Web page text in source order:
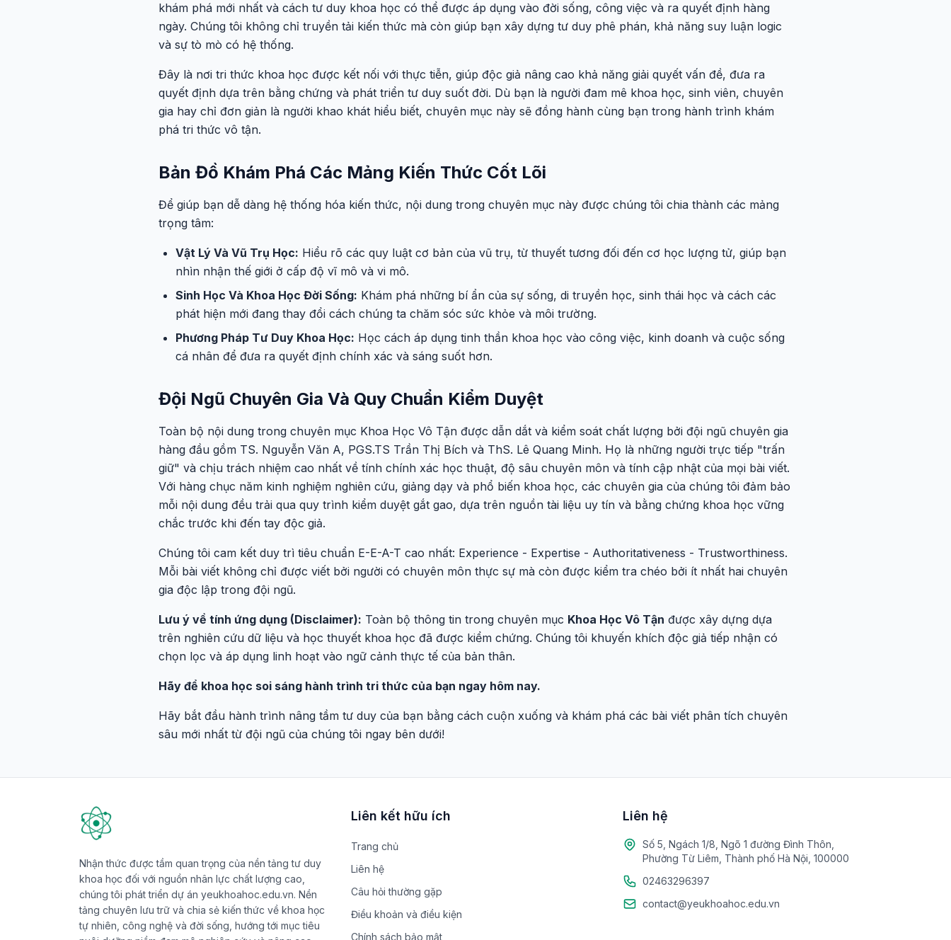
khám phá mới nhất và cách tư duy khoa học có thể được áp dụng vào đời sống, công việc và ra quyết định hàng
ngày. Chúng tôi không chỉ truyền tải kiến thức mà còn giúp bạn xây dựng tư duy phê phán, khả năng suy luận logic
và sự tò mò có hệ thống.
Đây là nơi tri thức khoa học được kết nối với thực tiễn, giúp độc giả nâng cao khả năng giải quyết vấn đề, đưa ra
quyết định dựa trên bằng chứng và phát triển tư duy suốt đời. Dù bạn là người đam mê khoa học, sinh viên, chuyên
gia hay chỉ đơn giản là người khao khát hiểu biết, chuyên mục này sẽ đồng hành cùng bạn trong hành trình khám
phá tri thức vô tận.
Bản Đồ Khám Phá Các Mảng Kiến Thức Cốt Lõi
Để giúp bạn dễ dàng hệ thống hóa kiến thức, nội dung trong chuyên mục này được chúng tôi chia thành các mảng
trọng tâm:
Vật Lý Và Vũ Trụ Học: Hiểu rõ các quy luật cơ bản của vũ trụ, từ thuyết tương đối đến cơ học lượng tử, giúp bạn
nhìn nhận thế giới ở cấp độ vĩ mô và vi mô.
Sinh Học Và Khoa Học Đời Sống: Khám phá những bí ẩn của sự sống, di truyền học, sinh thái học và cách các
phát hiện mới đang thay đổi cách chúng ta chăm sóc sức khỏe và môi trường.
Phương Pháp Tư Duy Khoa Học: Học cách áp dụng tinh thần khoa học vào công việc, kinh doanh và cuộc sống
cá nhân để đưa ra quyết định chính xác và sáng suốt hơn.
Đội Ngũ Chuyên Gia Và Quy Chuẩn Kiểm Duyệt
Toàn bộ nội dung trong chuyên mục Khoa Học Vô Tận được dẫn dắt và kiểm soát chất lượng bởi đội ngũ chuyên gia
hàng đầu gồm TS. Nguyễn Văn A, PGS.TS Trần Thị Bích và ThS. Lê Quang Minh. Họ là những người trực tiếp "trấn
giữ" và chịu trách nhiệm cao nhất về tính chính xác học thuật, độ sâu chuyên môn và tính cập nhật của mọi bài viết.
Với hàng chục năm kinh nghiệm nghiên cứu, giảng dạy và phổ biến khoa học, các chuyên gia của chúng tôi đảm bảo
mỗi nội dung đều trải qua quy trình kiểm duyệt gắt gao, dựa trên nguồn tài liệu uy tín và bằng chứng khoa học vững
chắc trước khi đến tay độc giả.
Chúng tôi cam kết duy trì tiêu chuẩn E-E-A-T cao nhất: Experience - Expertise - Authoritativeness - Trustworthiness.
Mỗi bài viết không chỉ được viết bởi người có chuyên môn thực sự mà còn được kiểm tra chéo bởi ít nhất hai chuyên
gia độc lập trong đội ngũ.
Lưu ý về tính ứng dụng (Disclaimer): Toàn bộ thông tin trong chuyên mục Khoa Học Vô Tận được xây dựng dựa
trên nghiên cứu dữ liệu và học thuyết khoa học đã được kiểm chứng. Chúng tôi khuyến khích độc giả tiếp nhận có
chọn lọc và áp dụng linh hoạt vào ngữ cảnh thực tế của bản thân.
Hãy để khoa học soi sáng hành trình tri thức của bạn ngay hôm nay.
Hãy bắt đầu hành trình nâng tầm tư duy của bạn bằng cách cuộn xuống và khám phá các bài viết phân tích chuyên
sâu mới nhất từ đội ngũ của chúng tôi ngay bên dưới!
Nhận thức được tầm quan trọng của nền tảng tư duy
khoa học đối với nguồn nhân lực chất lượng cao,
chúng tôi phát triển dự án yeukhoahoc.edu.vn. Nền
tảng chuyên lưu trữ và chia sẻ kiến thức về khoa học
tự nhiên, công nghệ và đời sống, hướng tới mục tiêu
Liên kết hữu ích
Trang chủ
Liên hệ
Câu hỏi thường gặp
Điều khoản và điều kiện
Chính sách bảo mật
Liên hệ
Số 5, Ngách 1/8, Ngõ 1 đường Đình Thôn,
Phường Từ Liêm, Thành phố Hà Nội, 100000
02463296397
contact@yeukhoahoc.edu.vn